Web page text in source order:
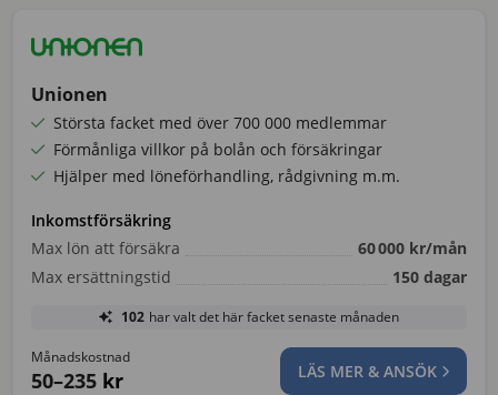
Unionen
Största facket med över 700 000 medlemmar
Förmånliga villkor på bolån och försäkringar
Hjälper med löneförhandling, rådgivning m.m.
Inkomstförsäkring
Max lön att försäkra
60 000kr/mån
Max ersättningstid
150dagar
102 har valt det här facket senaste månaden
Månadskostnad
50–235 kr LÄS MER & ANSÖK